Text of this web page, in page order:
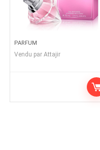
PARFUM
Vendu par Attajir